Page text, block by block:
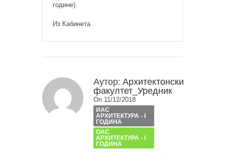
године).
Из Кабинета
Аутор: Архитектонски
факултет_Уредник
On 11/12/2018
ИАС
АРХИТЕКТУРА - I
ГОДИНА
ОАС
АРХИТЕКТУРА - I
ГОДИНА